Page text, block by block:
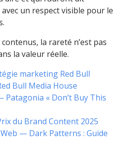
un respect visible pour le
la rareté n’est pas
la valeur réelle.
marketing Red Bull
Bull Media House
« Don’t Buy This
du Brand Content 2025
— Dark Patterns : Guide